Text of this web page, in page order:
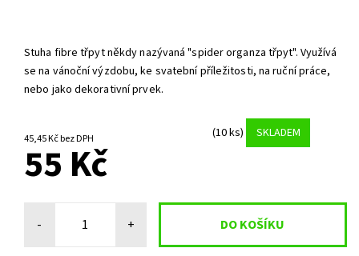
Stuha fibre třpyt někdy nazývaná "spider organza třpyt". Využívá
se na vánoční výzdobu, ke svatební příležitosti, na ruční práce,
nebo jako dekorativní prvek.
45,45 Kč bez DPH (10 ks) SKLADEM
55 Kč
- +